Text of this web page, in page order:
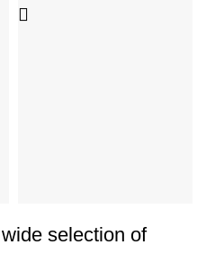
selection of